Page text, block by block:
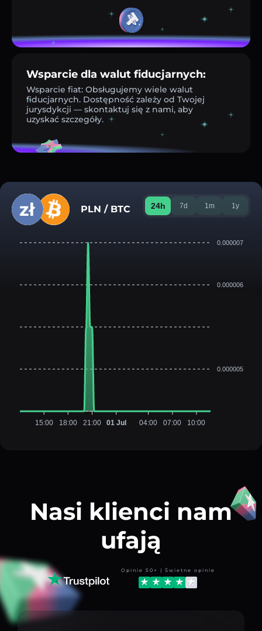
Wsparcie dla walut fiducjarnych:
Wsparcie fiat: Obsługujemy wiele walut
fiducjarnych. Dostępność zależy od Twojej
jurysdykcji — skontaktuj się z nami, aby
uzyskać szczegóły.
PLN / BTC 24h 7d 1m 1y
0.000007
0.000006
0.000005
15:00 18:00 21:00 01 Jul 04:00 07:00 10:00
Nasi klienci nam
ufają
Opinie 50+ | Świetne opinie